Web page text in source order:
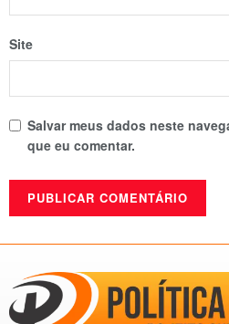
Site
Salvar meus dados neste
que eu comentar.